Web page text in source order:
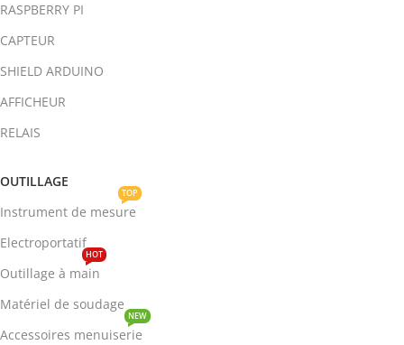
RASPBERRY PI
CAPTEUR
SHIELD ARDUINO
AFFICHEUR
RELAIS
OUTILLAGE
Instrument de mesure
TOP
Electroportatif
Outillage à main
HOT
Matériel de soudage
Accessoires menuiserie
NEW